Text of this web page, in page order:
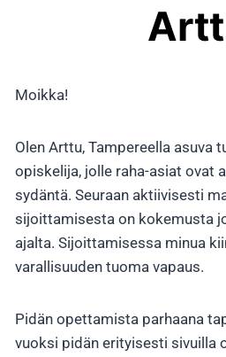
Moikka!
Olen Arttu, Tampereella asuva
opiskelija, jolle raha-asiat ovat
sydäntä. Seuraan aktiivisesti
sijoittamisesta on kokemusta
ajalta. Sijoittamisessa minua
varallisuuden tuoma vapaus.
Pidän opettamista parhaana
vuoksi pidän erityisesti sivuilla